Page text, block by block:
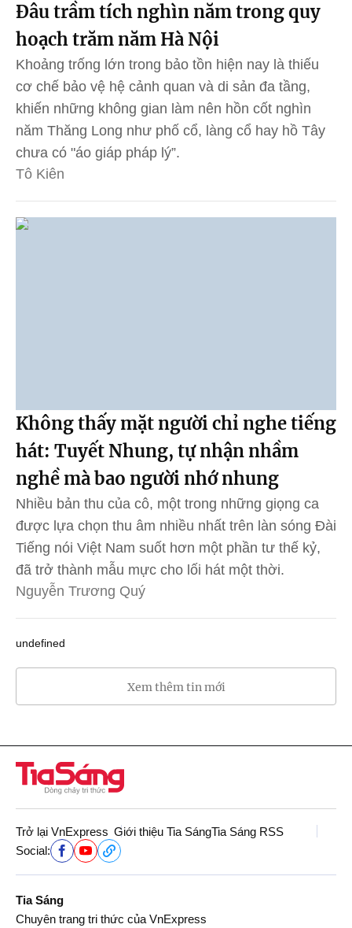
Đâu trầm tích nghìn năm trong quy
hoạch trăm năm Hà Nội
Khoảng trống lớn trong bảo tồn hiện nay là thiếu
cơ chế bảo vệ hệ cảnh quan và di sản đa tầng,
khiến những không gian làm nên hồn cốt nghìn
năm Thăng Long như phố cổ, làng cổ hay hồ Tây
chưa có "áo giáp pháp lý”.
Tô Kiên
Không thấy mặt người chỉ nghe tiếng
hát: Tuyết Nhung, tự nhận nhầm
nghề mà bao người nhớ nhung
Nhiều bản thu của cô, một trong những giọng ca
được lựa chọn thu âm nhiều nhất trên làn sóng Đài
Tiếng nói Việt Nam suốt hơn một phần tư thế kỷ,
đã trở thành mẫu mực cho lối hát một thời.
Nguyễn Trương Quý
undefined
Xem thêm tin mới
Trở lại VnExpress Giới thiệu Tia SángTia Sáng RSS
Social:
Tia Sáng
Chuyên trang tri thức của VnExpress